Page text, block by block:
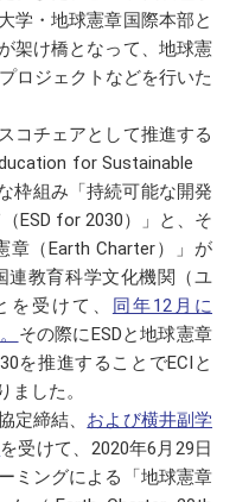
学・地球憲章国際本部と
架け橋となって、地球憲
ロジェクトなどを行いた
コチェアとして推進する
for Sustainable
枠組み「持続可能な開発
ESD for 2030）」と、そ
（Earth Charter）」が
連教育科学文化機関（ユ
受けて、 同年12月に
その際にESDと地球憲章
を推進することでECIと
した。
定締結、 および横井副学
を受けて、2020年6月29日
ミングによる「地球憲章